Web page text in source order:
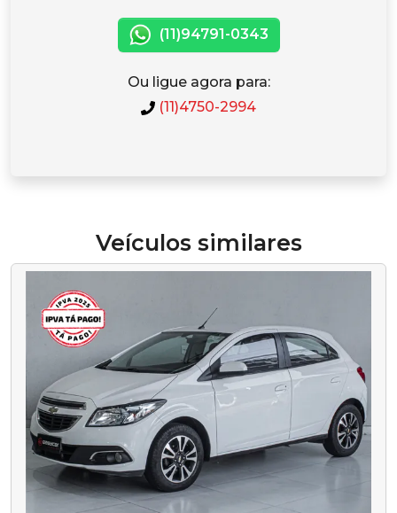
(11)94791-0343
Ou ligue agora para:
(11)4750-2994
Veículos similares